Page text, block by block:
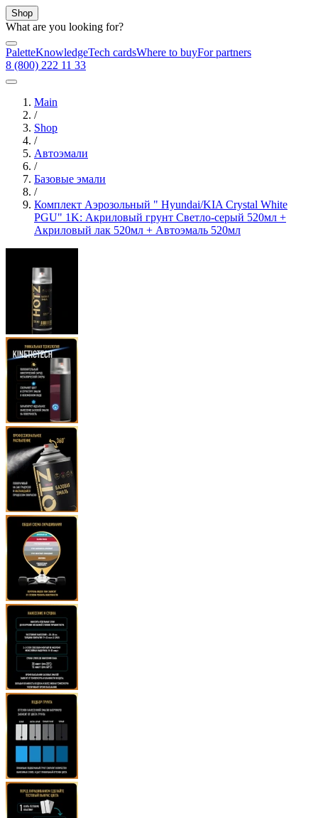
Shop
What are you looking for?
PaletteKnowledgeTech cardsWhere to buyFor partners
8 (800) 222 11 33
Main
/
Shop
/
Автоэмали
/
Базовые эмали
/
Комплект Аэрозольный " Hyundai/KIA Crystal White
PGU" 1K: Акриловый грунт Светло-серый 520мл +
Акриловый лак 520мл + Автоэмаль 520мл